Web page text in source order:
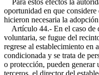
Para estos efectos la
oportunidad en que
hicieron necesaria la
Artículo 44.- En el caso de
voluntaria, se fugue del
regrese al establecimiento en
condicionada y se trata de
o protección, pueden generar
terceros, el director del